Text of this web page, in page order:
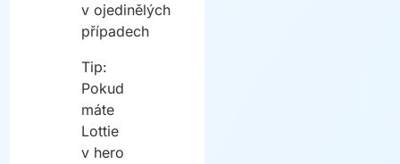
v ojedinělých
případech
Tip:
Pokud
máte
Lottie
v hero